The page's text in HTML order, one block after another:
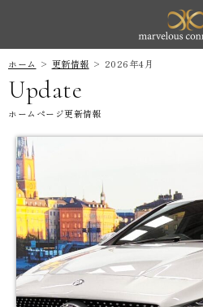
ホーム 更新情報 2026年4月
Update
ホームページ更新情報